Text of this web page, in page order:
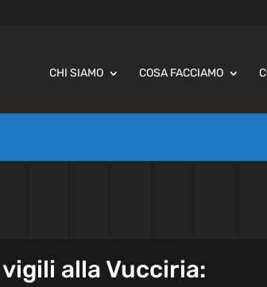
CHI SIAMO COSA FACCIAMO
alla Vucciria: